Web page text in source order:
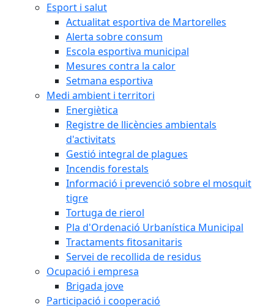
Esport i salut
Actualitat esportiva de Martorelles
Alerta sobre consum
Escola esportiva municipal
Mesures contra la calor
Setmana esportiva
Medi ambient i territori
Energiètica
Registre de llicències ambientals
d'activitats
Gestió integral de plagues
Incendis forestals
Informació i prevenció sobre el mosquit
tigre
Tortuga de rierol
Pla d'Ordenació Urbanística Municipal
Tractaments fitosanitaris
Servei de recollida de residus
Ocupació i empresa
Brigada jove
Participació i cooperació